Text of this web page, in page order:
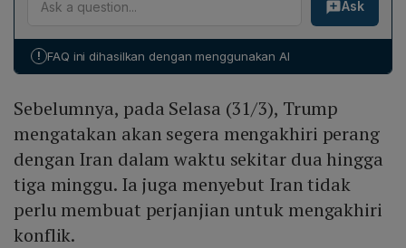
melawan Iran akan segera berakhir dalam dua hingga
tiga minggu, menyatakan Iran tidak perlu membuat
bahwa AS telah menghancurkan militer Iran sejak
senjata nuklir karena "orang‑orang yang kita hadapi
jauh lebih masuk akal dan tidak terlalu radikal."
Ask
! FAQ ini dihasilkan dengan menggunakan AI
Sebelumnya, pada Selasa (31/3), Trump
mengatakan akan segera mengakhiri perang
dengan Iran dalam waktu sekitar dua hingga
tiga minggu. Ia juga menyebut Iran tidak
perlu membuat perjanjian untuk mengakhiri
konflik.